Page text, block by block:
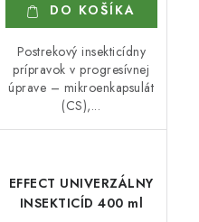
DO KOŠÍKA
Postrekový insekticídny
prípravok v progresívnej
úprave – mikroenkapsulát
(CS),...
EFFECT UNIVERZÁLNY
INSEKTICÍD 400 ml